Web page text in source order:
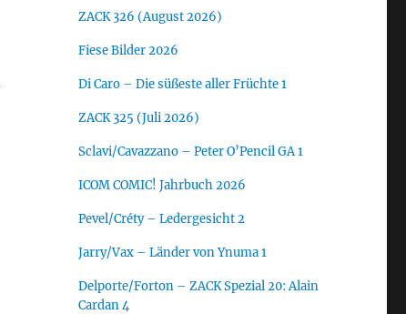
ZACK 326 (August 2026)
Fiese Bilder 2026
Di Caro – Die süßeste aller Früchte 1
ZACK 325 (Juli 2026)
Sclavi/Cavazzano – Peter O’Pencil GA 1
ICOM COMIC! Jahrbuch 2026
Pevel/Créty – Ledergesicht 2
Jarry/Vax – Länder von Ynuma 1
Delporte/Forton – ZACK Spezial 20: Alain
Cardan 4